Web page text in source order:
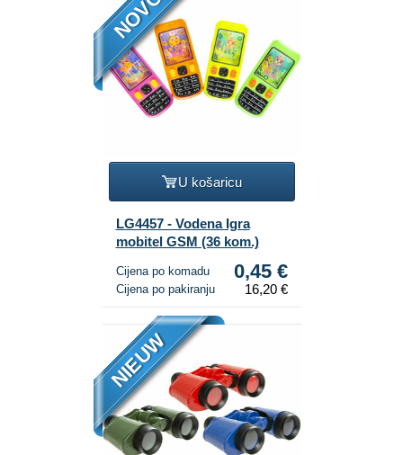
NOVO
U košaricu
LG4457 - Vodena Igra
mobitel GSM (36 kom.)
Cijena po komadu 0,45 €
Cijena po pakiranju 16,20 €
NIEUW